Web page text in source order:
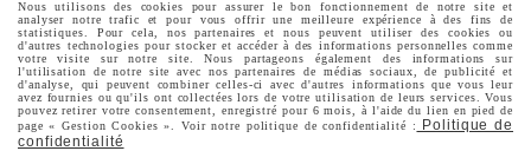
 Youtube
Votre Email
Nous utilisons des cookies pour assurer le bon fonctionnement de notre site et
analyser notre trafic et pour vous offrir une meilleure expérience à des fins de
statistiques. Pour cela, nos partenaires et nous peuvent utiliser des cookies ou
d'autres technologies pour stocker et accéder à des informations personnelles comme
votre visite sur notre site. Nous partageons également des informations sur
l'utilisation de notre site avec nos partenaires de médias sociaux, de publicité et
d'analyse, qui peuvent combiner celles-ci avec d'autres informations que vous leur
avez fournies ou qu'ils ont collectées lors de votre utilisation de leurs services. Vous
pouvez retirer votre consentement, enregistré pour 6 mois, à l'aide du lien en pied de
page « Gestion Cookies ». Voir notre politique de confidentialité :
Politique de
confidentialité